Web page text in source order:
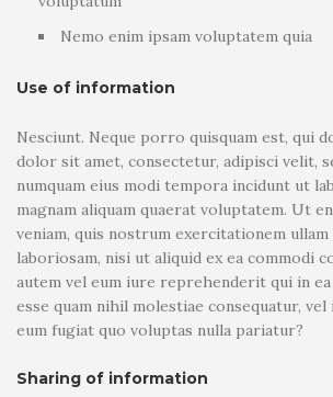
Nemo enim ipsam voluptatem quia
Use of information
Nesciunt. Neque porro quisquam est, qui
dolor sit amet, consectetur, adipisci velit,
numquam eius modi tempora incidunt ut
magnam aliquam quaerat voluptatem. Ut
veniam, quis nostrum exercitationem
laboriosam, nisi ut aliquid ex ea commodi
autem vel eum iure reprehenderit qui in
esse quam nihil molestiae consequatur,
eum fugiat quo voluptas nulla pariatur?
Sharing of information